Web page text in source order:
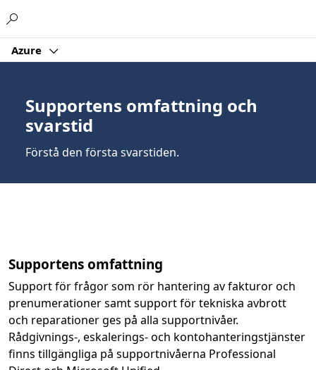
Azure
Supportens omfattning och
svarstid
Förstå den första svarstiden.
Supportens omfattning
Support för frågor som rör hantering av fakturor och
prenumerationer samt support för tekniska avbrott
och reparationer ges på alla supportnivåer.
Rådgivnings-, eskalerings- och kontohanteringstjänster
finns tillgängliga på supportnivåerna Professional